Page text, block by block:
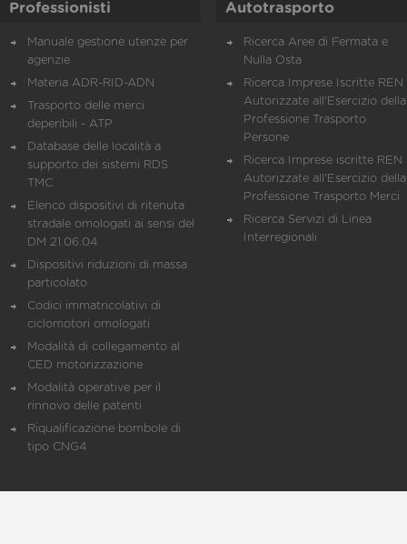
Professionisti
Manuale gestione utenze per
agenzie
Materia ADR-RID-ADN
Trasporto delle merci
deperibili - ATP
Database delle località a
supporto dei sistemi RDS
TMC
Elenco dispositivi di ritenuta
stradale omologati ai sensi del
DM 21.06.04
Dispositivi riduzioni di massa
particolato
Codici immatricolativi di
ciclomotori omologati
Modalità di collegamento al
CED motorizzazione
Modalità operative per il
rinnovo delle patenti
Riqualificazione bombole di
tipo CNG4
Autotrasporto
Ricerca Aree di Fermata e
Nulla Osta
Ricerca Imprese Iscritte REN
Autorizzate all'Esercizio della
Professione Trasporto
Persone
Ricerca Imprese iscritte REN
Autorizzate all'Esercizio della
Professione Trasporto Merci
Ricerca Servizi di Linea
Interregionali